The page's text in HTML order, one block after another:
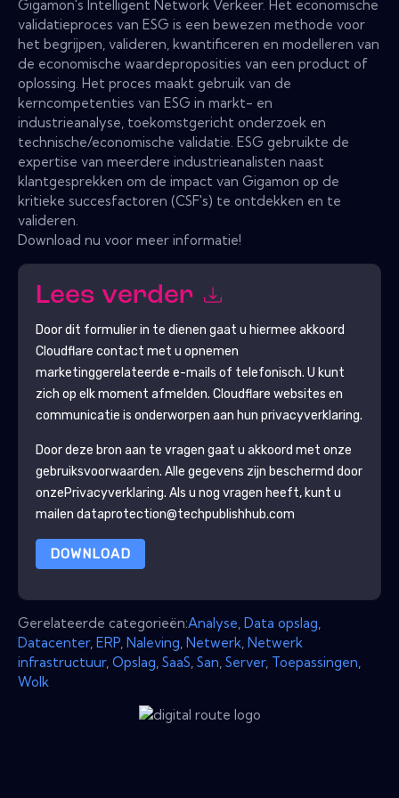
Gigamon's Intelligent Network Verkeer. Het economische
validatieproces van ESG is een bewezen methode voor
het begrijpen, valideren, kwantificeren en modelleren van
de economische waardeproposities van een product of
oplossing. Het proces maakt gebruik van de
kerncompetenties van ESG in markt- en
industrieanalyse, toekomstgericht onderzoek en
technische/economische validatie. ESG gebruikte de
expertise van meerdere industrieanalisten naast
klantgesprekken om de impact van Gigamon op de
kritieke succesfactoren (CSF's) te ontdekken en te
valideren.
Download nu voor meer informatie!
Lees verder
Door dit formulier in te dienen gaat u hiermee akkoord
Cloudflare contact met u opnemen
marketinggerelateerde e-mails of telefonisch. U kunt
zich op elk moment afmelden. Cloudflare websites en
communicatie is onderworpen aan hun privacyverklaring.
Door deze bron aan te vragen gaat u akkoord met onze
gebruiksvoorwaarden. Alle gegevens zijn beschermd door
onzePrivacyverklaring. Als u nog vragen heeft, kunt u
mailen dataprotection@techpublishhub.com
DOWNLOAD
Gerelateerde categorieën:Analyse Data opslag
Datacenter, ERP Naleving Netwerk Netwerk
infrastructuur, Opslag SaaS San Server, Toepassingen
Wolk